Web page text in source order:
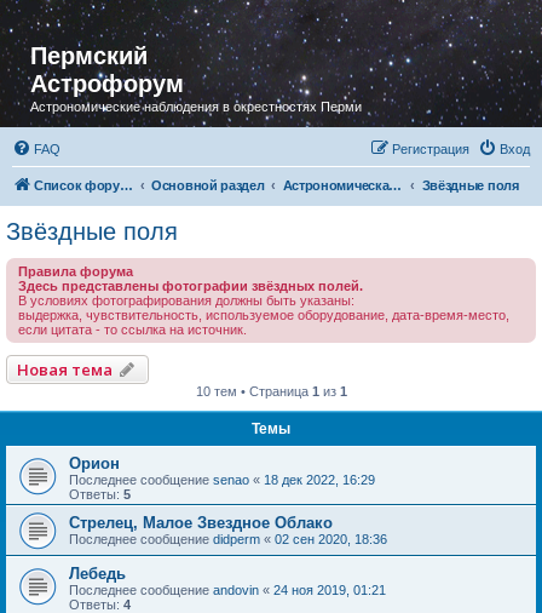
Пермский
Астрофорум
Астрономические наблюдения в окрестностях Перми
FAQ Вход
Регистрация
Список форумов Основной раздел Астрономическая фотография Звёздные поля
Звёздные поля
Правила форума
Здесь представлены фотографии звёздных полей.
В условиях фотографирования должны быть указаны:
выдержка, чувствительность, используемое оборудование, дата-время-место,
если цитата - то ссылка на источник.
Новая тема
10 тем • Страница 1 из 1
Темы
Орион
Последнее сообщение senao « 18 дек 2022, 16:29
Ответы: 5
Стрелец, Малое Звездное Облако
Последнее сообщение didperm « 02 сен 2020, 18:36
Лебедь
Последнее сообщение andovin « 24 ноя 2019, 01:21
Ответы: 4